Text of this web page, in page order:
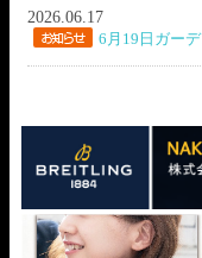
2026.06.17
6月19日ガー